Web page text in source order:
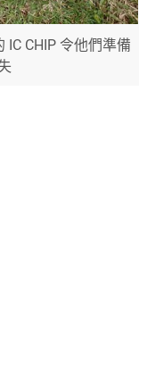
CHIP 令他們準備